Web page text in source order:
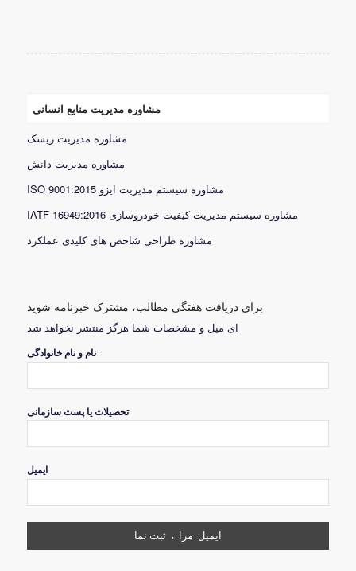
مشاوره مدیریت منابع انسانی
مشاوره مدیریت ریسک
مشاوره مدیریت دانش
مشاوره سیستم مدیریت ایزو ISO 9001:2015
مشاوره سیستم مدیریت کیفیت خودروسازی IATF 16949:2016
مشاوره طراحی شاخص های کلیدی عملکرد
برای دریافت هفتگی مطالب، مشترک خبرنامه شوید
ای میل و مشخصات شما هرگز منتشر نخواهد شد
نام و نام خانوادگی
تحصیلات یا پست سازمانی
ایمیل